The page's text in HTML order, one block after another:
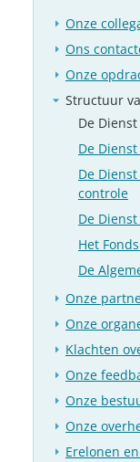
Onze
Ons
Onze
Structuur
De
De
De
controle
De
Het
De
Onze
Onze
Klachten
Onze
Onze
Onze
Erelonen